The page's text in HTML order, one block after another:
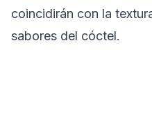
coincidirán con la
sabores del cóctel.